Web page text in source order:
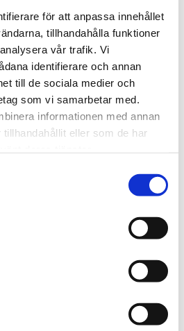
för att anpassa innehållet
tillhandahålla funktioner
vår trafik. Vi
identifierare och annan
till de sociala medier och
som vi samarbetar med.
informationen med annan
eller som de har
WHITE dosor
PostNord
Slim
Citrus, Ice
8mg/portion
Frågor? Kontakta oss här